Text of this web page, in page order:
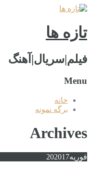
تازه ها
فیلم|سریال|آهنگ
Menu
خانه
برگه نمونه
Archives
فوریه 202017